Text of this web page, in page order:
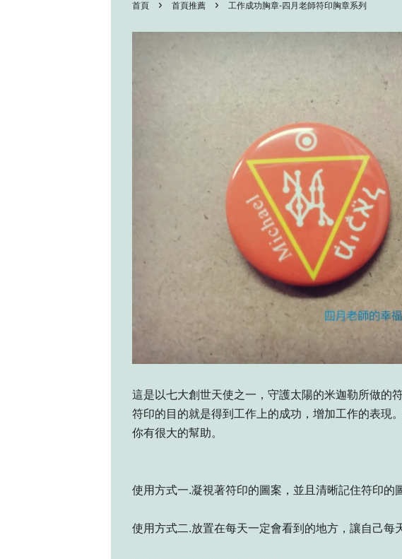
首頁 › 首頁推薦 › 工作成功胸章-四月老師符印胸章系列
這是以七大創世天使之一，守護太陽的米迦勒所做的
符印的目的就是得到工作上的成功，增加工作的表現
你有很大的幫助。
使用方式一.凝視著符印的圖案，並且清晰記住符印的
使用方式二.放置在每天一定會看到的地方，讓自己每